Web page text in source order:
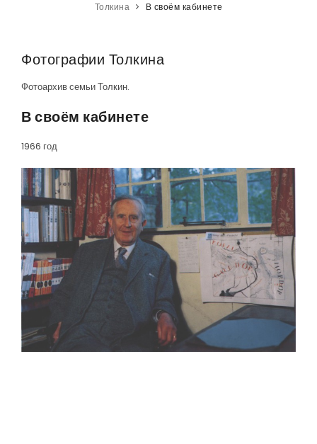
Толкина
В своём кабинете
Фотографии Толкина
Фотоархив семьи Толкин.
В своём кабинете
1966 год